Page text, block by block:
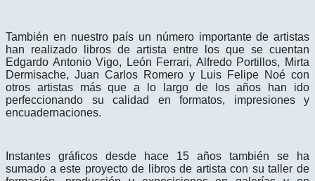
También en nuestro país un número importante de artistas
han realizado libros de artista entre los que se cuentan
Edgardo Antonio Vigo, León Ferrari, Alfredo Portillos, Mirta
Dermisache, Juan Carlos Romero y Luis Felipe Noé con
otros artistas más que a lo largo de los años han ido
perfeccionando su calidad en formatos, impresiones y
encuadernaciones.
Instantes gráficos desde hace 15 años también se ha
sumado a este proyecto de libros de artista con su taller de